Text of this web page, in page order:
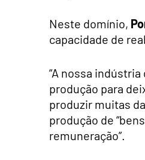
Neste domínio,
capacidade de
“A nossa
produção para
produzir muitas
produção de
remuneração”.